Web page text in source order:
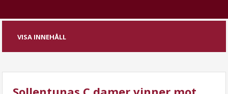
VISA INNEHÅLL